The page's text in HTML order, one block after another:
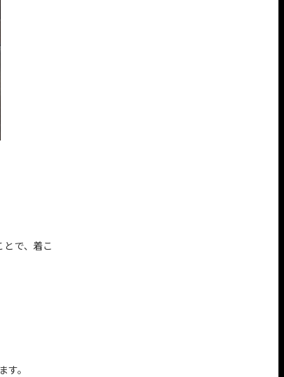
で、着こ
。